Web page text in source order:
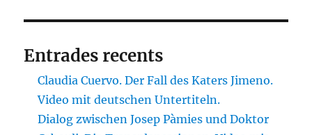
Entrades recents
Claudia Cuervo. Der Fall des Katers Jimeno.
Video mit deutschen Untertiteln.
Dialog zwischen Josep Pàmies und Doktor